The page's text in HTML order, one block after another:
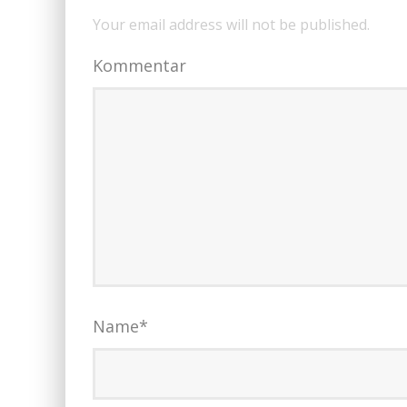
Your email address will not be published.
Kommentar
Name*